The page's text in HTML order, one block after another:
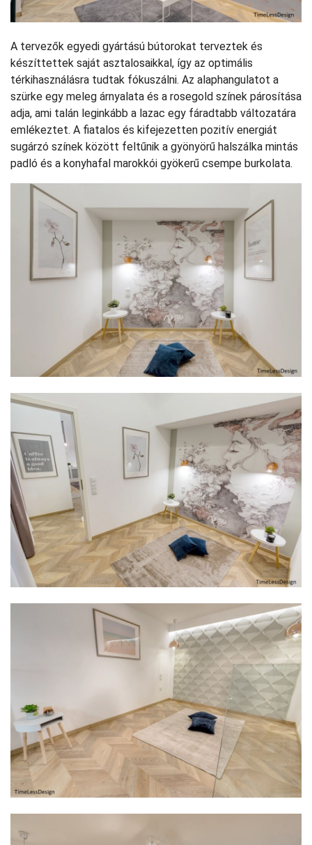
A tervezők egyedi gyártású bútorokat terveztek és
készíttettek saját asztalosaikkal, így az optimális
térkihasználásra tudtak fókuszálni. Az alaphangulatot a
szürke egy meleg árnyalata és a rosegold színek párosítása
adja, ami talán leginkább a lazac egy fáradtabb változatára
emlékeztet. A fiatalos és kifejezetten pozitív energiát
sugárzó színek között feltűnik a gyönyörű halszálka mintás
padló és a konyhafal marokkói gyökerű csempe burkolata.